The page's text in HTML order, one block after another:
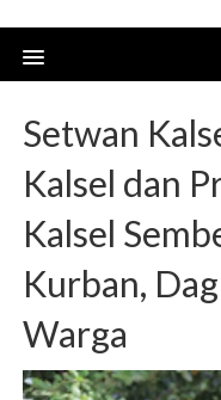
Setwan
Kalsel dan
Kalsel
Kurban,
Warga